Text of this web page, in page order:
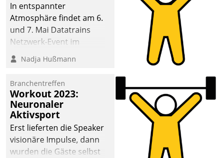
In entspannter
Atmosphäre findet am 6.
und 7. Mai Datatrains
Netzwerk-Event im
Kunden- und Partnerkreis
statt. Zentrale Frage: Wie
Mammutprojekte
meistern und Workloads
wuppen – bei zunehmend
anspruchsvollen
Aufgaben und
abnehmendem
Nadja Hußmann
Branchentreffen
Workout 2023:
Neuronaler
Aktivsport
Erst lieferten die Speaker
visionäre Impulse, dann
wurden die Gäste selbst